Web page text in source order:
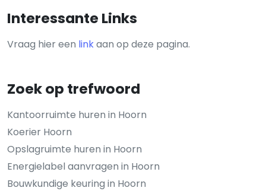
Interessante Links
Vraag hier een linkaan op deze pagina.
Zoek op trefwoord
Kantoorruimte huren in Hoorn
Koerier Hoorn
Opslagruimte huren in Hoorn
Energielabel aanvragen in Hoorn
Bouwkundige keuring in Hoorn